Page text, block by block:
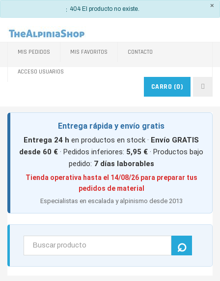
×
INFO
404 El producto no existe.
MIS PEDIDOS MIS FAVORITOS CONTACTO
ACCESO USUARIOS
CARRO (0)
Entrega rápida y envío gratis
Entrega 24 h en productos en stock · Envío GRATIS
desde 60 € · Pedidos inferiores: 5,95 € · Productos bajo
pedido: 7 días laborables
Tienda operativa hasta el 14/08/26 para preparar tus
pedidos de material
Especialistas en escalada y alpinismo desde 2013